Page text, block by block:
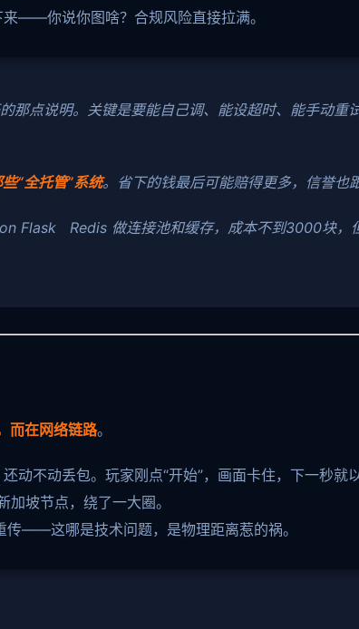
——你说你图啥？合规风险直接拉满。
那点说明。关键是要能自己调、能设超时、能手动重
“全托管”系统。省下的钱最后可能赔得更多，信誉也
Flask Redis 做连接池和缓存，成本不到3000块，
而在网络链路。
不动丢包。玩家刚点“开始”，画面卡住，下一秒就
坡节点，绕了一大圈。
传——这哪是技术问题，是物理距离惹的祸。